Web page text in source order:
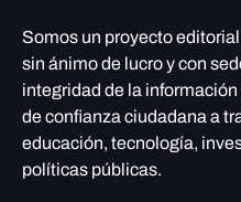
Somos un proyecto editorial
sin ánimo de lucro y con
integridad de la
de confianza ciudadana a
educación, tecnología,
políticas públicas.